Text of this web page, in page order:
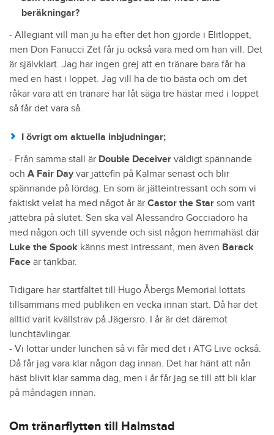
beräkningar?
- Allegiant vill man ju ha efter det hon gjorde i Elitloppet,
men Don Fanucci Zet får ju också vara med om han vill. Det
är självklart. Jag har ingen grej att en tränare bara får ha
med en häst i loppet. Jag vill ha de tio bästa och om det
råkar vara att en tränare har låt säga tre hästar med i loppet
så får det vara så.
I övrigt om aktuella inbjudningar;
- Från samma stall är Double Deceiver väldigt spännande
och A Fair Day var jättefin på Kalmar senast och blir
spännande på lördag. En som är jätteintressant och som vi
faktiskt velat ha med något år är Castor the Star som varit
jättebra på slutet. Sen ska väl Alessandro Gocciadoro ha
med någon och till syvende och sist någon hemmahäst där
Luke the Spook känns mest intressant, men även Barack
Face är tänkbar.
Tidigare har startfältet till Hugo Åbergs Memorial lottats
tillsammans med publiken en vecka innan start. Då har det
alltid varit kvällstrav på Jägersro. I år är det däremot
lunchtävlingar.
- Vi lottar under lunchen så vi får med det i ATG Live också.
Då får jag vara klar någon dag innan. Det har hänt att nån
häst blivit klar samma dag, men i år får jag se till att bli klar
på måndagen innan.
Om tränarflytten till Halmstad